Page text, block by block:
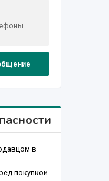
в
покупкой